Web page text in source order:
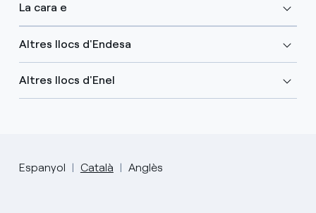
La cara e
Altres llocs d'Endesa
Altres llocs d'Enel
Espanyol Català Anglès